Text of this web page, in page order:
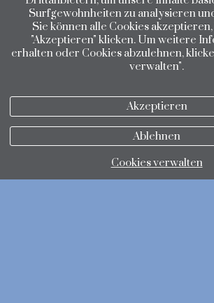
Surfgewohnheiten zu analysieren
Sie können alle Cookies
"Akzeptieren" klicken. Um weitere
erhalten oder Cookies abzulehnen,
verwalten".
Akzeptieren
Ablehnen
Cookies verwalten